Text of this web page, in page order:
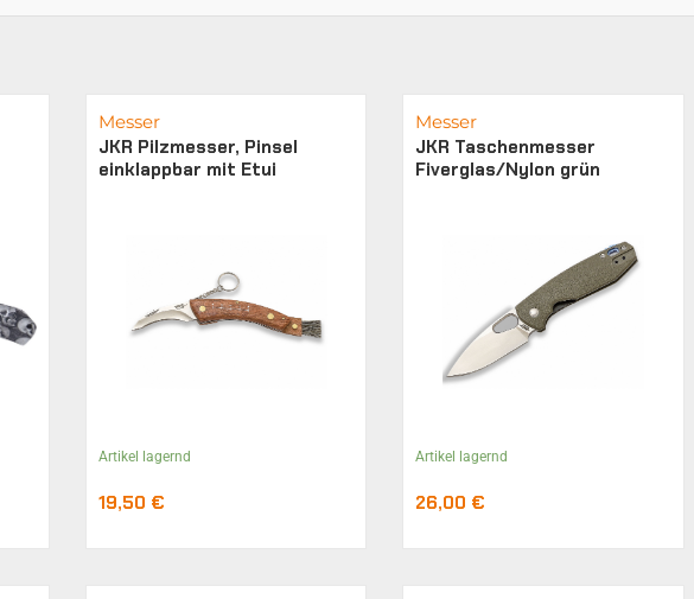
Messer
JKR Pilzmesser, Pinsel
einklappbar mit Etui
Artikel lagernd
19,50 €
Messer
JKR Taschenmesser
Fiverglas/Nylon grün
Artikel lagernd
26,00 €